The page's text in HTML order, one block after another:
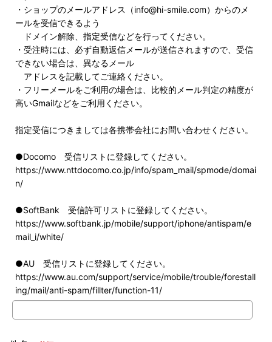
・ショップのメールアドレス（info@hi-smile.com）からのメ
ールを受信できるよう
ドメイン解除、指定受信などを行ってください。
・受注時には、必ず自動返信メールが送信されますので、受信
できない場合は、異なるメール
アドレスを記載してご連絡ください。
・フリーメールをご利用の場合は、比較的メール判定の精度が
高いGmailなどをご利用ください。
指定受信につきましては各携帯会社にお問い合わせください。
●Docomo 受信リストに登録してください。
https://www.nttdocomo.co.jp/info/spam_mail/spmode/domai
n/
●SoftBank 受信許可リストに登録してください。
https://www.softbank.jp/mobile/support/iphone/antispam/e
mail_i/white/
●AU 受信リストに登録してください。
https://www.au.com/support/service/mobile/trouble/forestall
ing/mail/anti-spam/fillter/function-11/